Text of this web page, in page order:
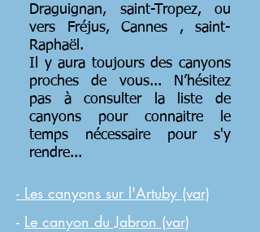
Draguignan, saint-Tropez, ou
vers Fréjus, Cannes , saint-
Raphaël.
Il y aura toujours des canyons
proches de vous... N’hésitez
pas à consulter la liste de
canyons pour connaitre le
temps nécessaire pour s'y
rendre...
- Les canyons sur l'Artuby (var)
- Le canyon du Jabron (var)